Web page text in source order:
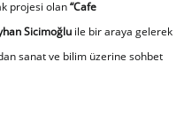
projesi olan“Cafe
Sicimoğluile bir araya gelerek
sanat ve bilim üzerine sohbet